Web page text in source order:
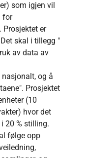
som igjen vil
for
Prosjektet er
skal i tillegg "
av data av
og å
Prosjektet
(10
hvor det
20 % stilling.
følge opp